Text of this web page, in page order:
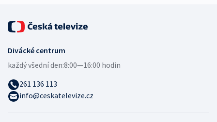
Divácké centrum
každý všední den:8:00—16:00 hodin
261 136 113
info@ceskatelevize.cz